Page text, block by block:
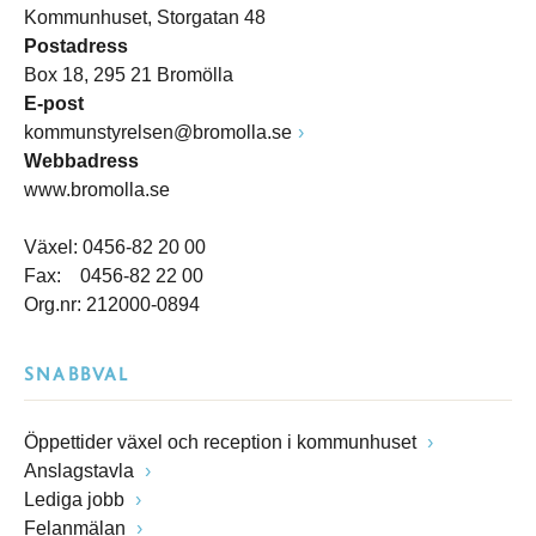
Kommunhuset, Storgatan 48
Postadress
Box 18, 295 21 Bromölla
E-post
kommunstyrelsen@bromolla.se
Webbadress
www.bromolla.se
Växel: 0456-82 20 00
Fax: 0456-82 22 00
Org.nr: 212000-0894
SNABBVAL
Öppettider växel och reception i kommunhuset
Anslagstavla
Lediga jobb
Felanmälan